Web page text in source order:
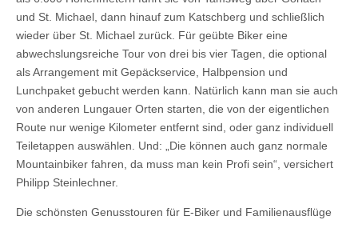
und St. Michael, dann hinauf zum Katschberg und schließlich
wieder über St. Michael zurück. Für geübte Biker eine
abwechslungsreiche Tour von drei bis vier Tagen, die optional
als Arrangement mit Gepäckservice, Halbpension und
Lunchpaket gebucht werden kann. Natürlich kann man sie auch
von anderen Lungauer Orten starten, die von der eigentlichen
Route nur wenige Kilometer entfernt sind, oder ganz individuell
Teiletappen auswählen. Und: „Die können auch ganz normale
Mountainbiker fahren, da muss man kein Profi sein“, versichert
Philipp Steinlechner.
Die schönsten Genusstouren für E-Biker und Familienausflüge